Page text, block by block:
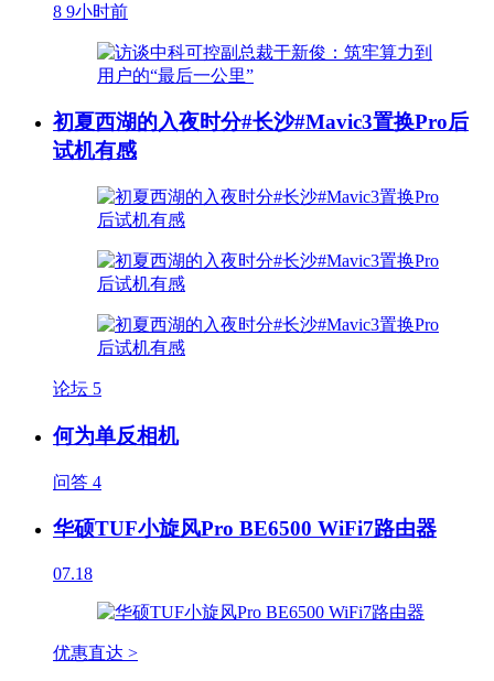
8 9小时前
初夏西湖的入夜时分#长沙#Mavic3置换Pro后
试机有感
论坛 5
何为单反相机
问答 4
华硕TUF小旋风Pro BE6500 WiFi7路由器
07.18
优惠直达 >